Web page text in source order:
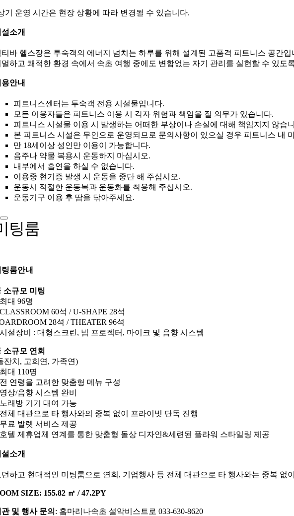
운영 시간은 현장 상황에 따라 변경될 수 있습니다.
소개
바 헬스장은 투숙객의 에너지 넘치는 하루를 위해 설계된 고품격 피트니스 공간
하고 쾌적한 환경 속에서 속초 여행 중에도 변함없는 자기 관리를 실현할 수 있도
안내
피트니스센터는 투숙객 전용 시설물입니다.
모든 이용자들은 피트니스 이용 시 각자 위험과 책임을 질 의무가 있습니다.
피트니스 시설물 이용 시 발생하는 어떠한 부상이나 손실에 대해 책임지지 않습
본 피트니스 시설은 무인으로 운영되므로 문의사항이 있으실 경우 피트니스 내
만 18세이상 성인만 이용이 가능합니다.
음주나 약물 복용시 운동하지 마십시오.
내부에서 흡연을 하실 수 없습니다.
이용중 현기증 발생 시 운동을 중단 해 주십시오.
운동시 적절한 운동복과 운동화를 착용해 주십시오.
운동기구 이용 후 땀을 닦아주세요.
팅룸
룸안내
규모 미팅
대 96명
60석 / U-SHAPE 28석
28석 / THEATER 96석
설장비 : 대형스크린, 빔 프로젝터, 마이크 및 음향 시스템
규모 연회
잔치, 고희연, 가족연)
대 110명
연령을 고려한 맞춤형 메뉴 구성
상/음향 시스템 완비
래방 기기 대여 가능
체 대관으로 타 행사와의 중복 없이 프라이빗 단독 진행
료 발렛 서비스 제공
텔 제휴업체 연계를 통한 맞춤형 돌상 디자인&세련된 플라워 스타일링 제공
소개
하고 현대적인 미팅룸으로 연회, 기업행사 등 전체 대관으로 타 행사와는 중복
SIZE: 155.82 ㎡ / 47.2PY
및 행사 문의 : 홈마리나속초 설악비스트로 033-630-8620